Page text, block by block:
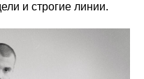
и строгие линии.